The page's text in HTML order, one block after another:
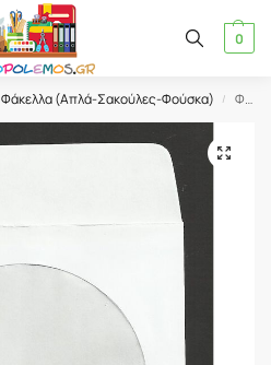
0
Φάκελλα (Απλά-Σακούλες-Φούσκα) / ΦΑΚΕΛΟΣ CD 3 ΛΑ 12.5 Χ 12.5cm ΠΑΡΑΘΥΡΟ